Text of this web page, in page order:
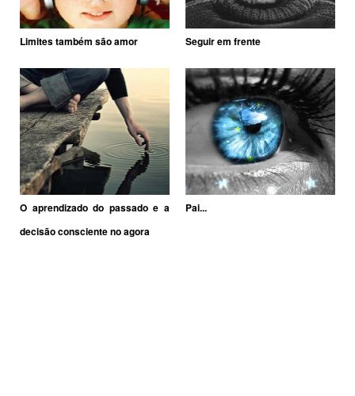
Limites também são amor Seguir em frente
O aprendizado do passado e a
decisão consciente no agora
Pai...